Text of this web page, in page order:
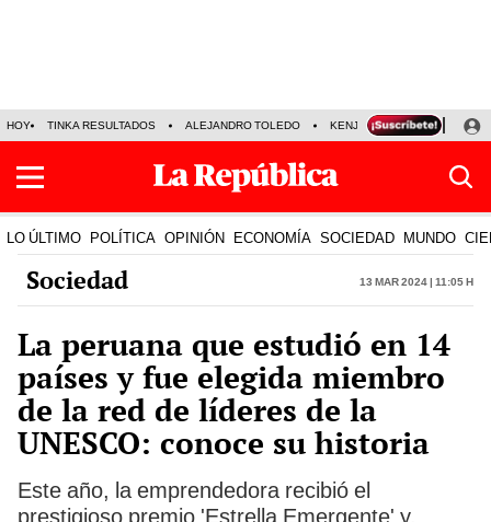
HOY TINKA RESULTADOS ALEJANDRO TOLEDO KENJI FUJIMORI
LO ÚLTIMO POLÍTICA OPINIÓN ECONOMÍA SOCIEDAD MUNDO
Sociedad 13 Mar 2024 | 11:05 h
La peruana que estudió en 14
países y fue elegida miembro
de la red de líderes de la
UNESCO: conoce su historia
Este año, la emprendedora recibió el
prestigioso premio 'Estrella Emergente' y,